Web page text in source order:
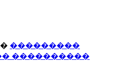
���������
����������